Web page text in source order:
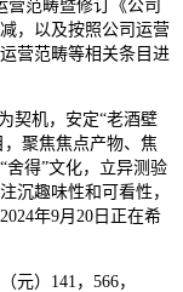
范畴暨修订《公司
，以及按照公司运营
营范畴等相关条目进
契机，安定“老酒壁
聚焦焦点产物、焦
得”文化，立异测验
沉趣味性和可看性，
年9月20日正在希
）141，566，